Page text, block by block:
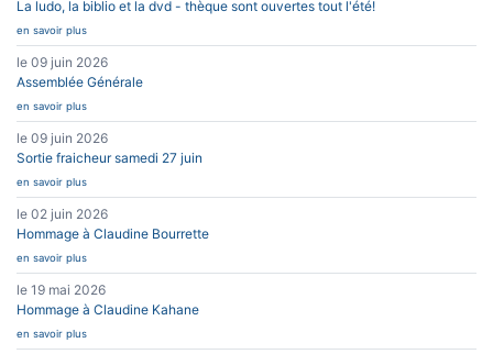
La ludo, la biblio et la dvd - thèque sont ouvertes tout l'été!
en savoir plus
le 09 juin 2026
Assemblée Générale
en savoir plus
le 09 juin 2026
Sortie fraicheur samedi 27 juin
en savoir plus
le 02 juin 2026
Hommage à Claudine Bourrette
en savoir plus
le 19 mai 2026
Hommage à Claudine Kahane
en savoir plus